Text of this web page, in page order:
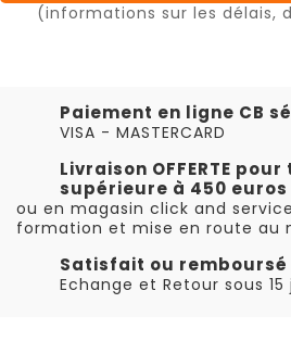
(informations sur les délais,
Paiement en ligne CB
VISA - MASTERCARD
Livraison OFFERTE
supérieure à 450 euros
ou en magasin click and
formation et mise en route au
Satisfait ou remboursé
Echange et Retour sous 15